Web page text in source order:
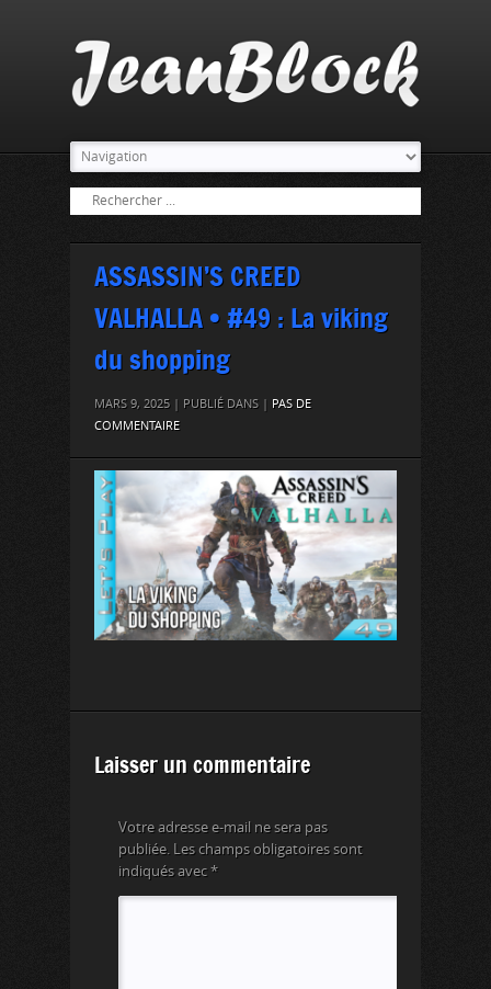
ASSASSIN’S CREED
VALHALLA • #49 : La viking
du shopping
MARS 9, 2025 | PUBLIÉ DANS | PAS DE
COMMENTAIRE
Laisser un commentaire
Votre adresse e-mail ne sera pas
publiée. Les champs obligatoires sont
indiqués avec *